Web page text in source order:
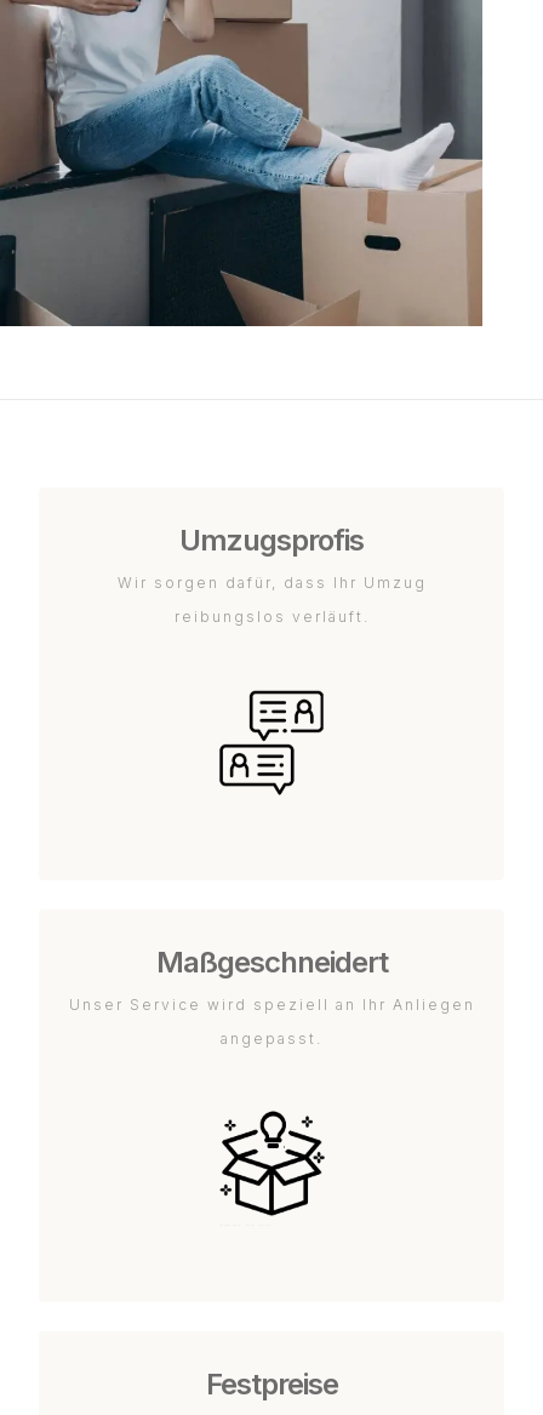
Umzugsprofis
Wir sorgen dafür, dass Ihr Umzug
reibungslos verläuft.
Maßgeschneidert
Unser Service wird speziell an Ihr Anliegen
angepasst.
Festpreise